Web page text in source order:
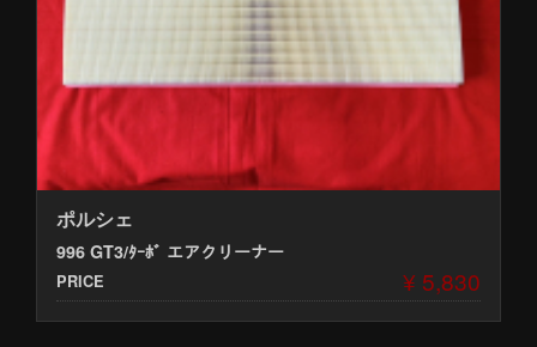
ポルシェ
996 GT3/ﾀｰﾎﾞ エアクリーナー
PRICE ¥ 5,830